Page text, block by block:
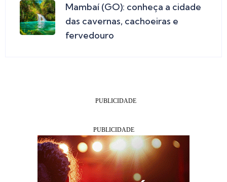
Mambaí (GO): conheça a cidade
das cavernas, cachoeiras e
fervedouro